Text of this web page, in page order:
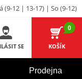
(9-12 | 13-17) | So (9-12)
SE
0
KOŠÍK
Prodejna